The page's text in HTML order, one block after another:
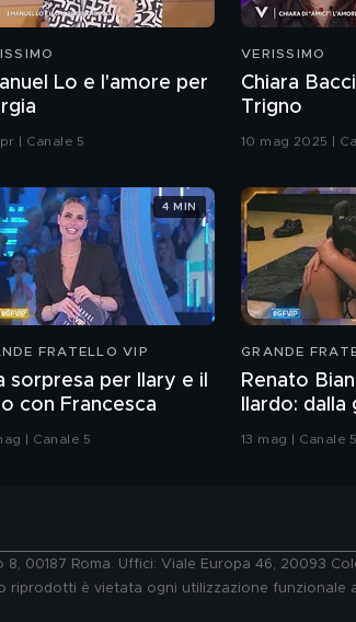
Lo e l'amore per
| Canale 5
VERISSIMO
Chiara
Trigno
10 mag 2025 |
FRATELLO VIP
sorpresa per Ilary e il
con Francesca
| Canale 5
4 MIN
GRANDE
Renato
Ilardo: dalla
13 mag | Canale 5
00187 Roma. Uffici: Viale Europa 46, 20093
è vietata ogni utilizzazione funzionale